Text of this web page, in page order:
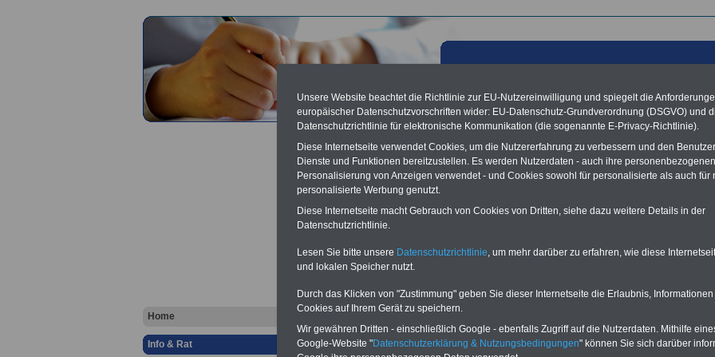
Home
Info & Rat
TVöD: § 3 Allgemeine Arbeitsbedingungen
öffentlichen Dienst
Berufsunfähigkeitsabsicherung
Krankenzusatzversicherung
-
Online-Vergleich Gesetzliche
Krankenkassen-
Zahnzusatzversicherung-
Unsere Website beachtet die Richtlinie zur EU-Nutzereinwilligung und spiegelt die
europäischer Datenschutzvorschriften wider: EU-Datenschutz-Grundverordnung (DSGVO) und
Datenschutzrichtlinie für elektronische Kommunikation (die sogenannte E-Privacy-Richtlinie).
Diese Internetseite verwendet Cookies, um die Nutzererfahrung zu verbessern und den
Dienste und Funktionen bereitzustellen. Es werden Nutzerdaten - auch ihre
Personalisierung von Anzeigen verwendet - und Cookies sowohl für personalisierte als auch für
personalisierte Werbung genutzt.
Diese Internetseite macht Gebrauch von Cookies von Dritten, siehe dazu weitere Details in der
Datenschutzrichtlinie.
Lesen Sie bitte unsere Datenschutzrichtlinie, um mehr darüber zu erfahren, wie diese
und lokalen Speicher nutzt.
Durch das Klicken von "Zustimmung" geben Sie dieser Internetseite die Erlaubnis,
Cookies auf Ihrem Gerät zu speichern.
Wir gewähren Dritten - einschließlich Google - ebenfalls Zugriff auf die Nutzerdaten. Mithilfe
Google-Website "Datenschutzerklärung & Nutzungsbedingungen" können Sie sich darüber